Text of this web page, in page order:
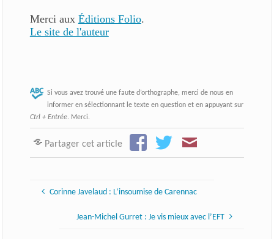
Merci aux Éditions Folio.
Le site de l'auteur
Si vous avez trouvé une faute d’orthographe, merci de nous en
informer en sélectionnant le texte en question et en appuyant sur
Ctrl + Entrée. Merci.
Partager cet article
Corinne Javelaud : L’insoumise de Carennac
Jean-Michel Gurret : Je vis mieux avec l’EFT